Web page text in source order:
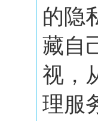
的隐
藏自
视，
理服